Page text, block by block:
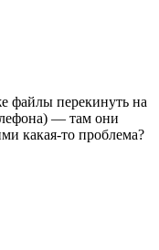
файлы перекинуть на
— там они
какая-то проблема?